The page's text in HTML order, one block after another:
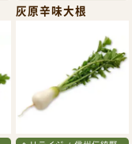
灰原辛味大根